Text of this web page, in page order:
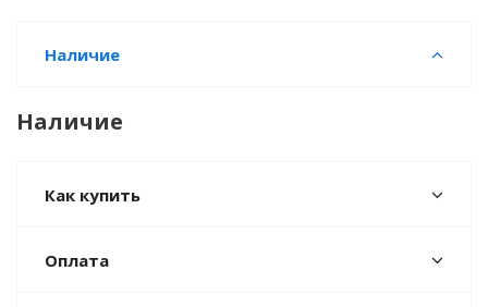
Наличие
Наличие
Как купить
Оплата